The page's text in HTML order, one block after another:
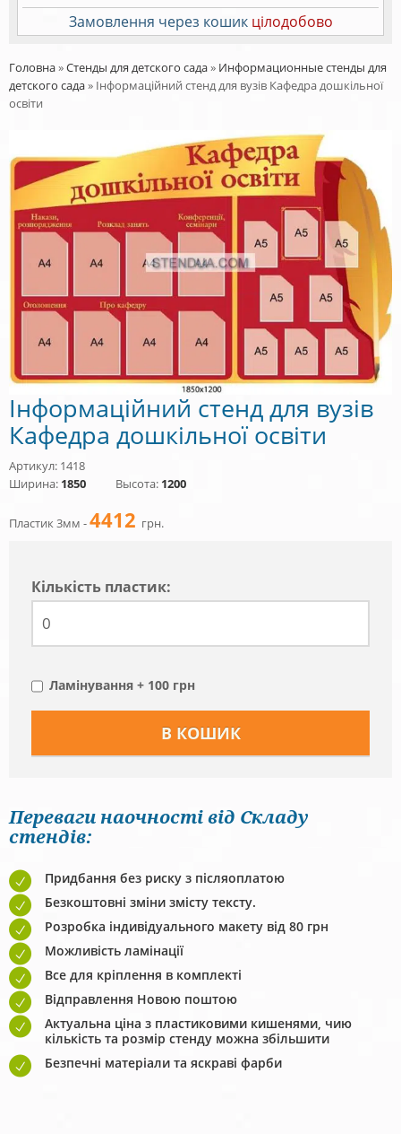
Замовлення через кошик цілодобово
Головна»Стенды для детского сада» Информационные стенды для
детского сада» Інформаційний стенд для вузів Кафедра дошкільної
освіти
Інформаційний стенд для вузів
Кафедра дошкільної освіти
Артикул: 1418
Ширина: 1850 Высота: 1200
Пластик 3мм -4412 грн.
Кiлькiсть пластик:
Ламінування + 100 грн
Переваги наочності від Складу
стендів:
Придбання без риску з післяоплатою
Безкоштовні зміни змісту тексту.
Розробка індивідуального макету від 80 грн
Можливість ламінації
Все для кріплення в комплекті
Відправлення Новою поштою
Актуальна ціна з пластиковими кишенями, чию
кількість та розмір стенду можна збільшити
Безпечні матеріали та яскраві фарби